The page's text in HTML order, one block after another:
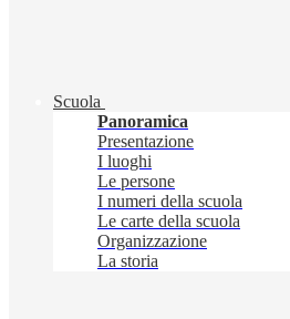
Scuola
Panoramica
Presentazione
I luoghi
Le persone
I numeri della scuola
Le carte della scuola
Organizzazione
La storia